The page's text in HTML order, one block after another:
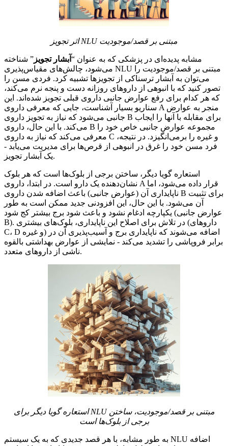
اثر تجویز NLU مبتنی بر قصد/موجودیت
مشابه پدیده‌ای در پزشکی که به عنوان “ آبشار تجویز ” شناخته
می‌شود، چالش‌های مقیاس‌پذیری NLU مبتنی بر قصد/موجودیت را
می‌توان به آبشار ترسناکی از تجویزها تشبیه کرد. فردی مسن را
تصور کنید که با انبوهی از داروهای روزانه دست و پنجه نرم می‌کند،
که هر کدام برای رفع عوارض جانبی داروی قبلی تجویز شده‌اند. این
سناریو بسیار آشناست، جایی که معرفی داروی A منجر به عوارض
جانبی می‌شود که نیاز به تجویز داروی B برای مقابله با آنها را ایجاب
می‌کند. با این حال، داروی B مجموعه عوارض جانبی خاص خود را
معرفی می‌کند که نیاز به داروی C و غیره را برمی‌انگیزد. در نتیجه،
فرد مسن خود را غرق در انبوهی از قرص‌ها برای مدیریت می‌یابد -
یک آبشار تجویز.
استعاره گویا دیگر، ساختن برجی از بلوک‌ها است که هر بلوک
نشان‌دهنده یک دارو است. در ابتدا، داروی A قرار داده می‌شود، اما
ناپایداری آن (عوارض جانبی) باعث اضافه شدن داروی B برای تثبیت
آن می‌شود. با این حال، این افزودنی جدید ممکن است به طور
یکپارچه ادغام نشود و باعث شود برج بیشتر کج شود (عوارض جانبی
B). در تلاش برای اصلاح این ناپایداری، بلوک‌های بیشتری (داروهای
C، D و غیره) اضافه می‌شوند که ناپایداری برج و آسیب‌پذیری آن در
برابر فروپاشی را تشدید می‌کند - نمایشی از عوارض بهداشتی بالقوه
ناشی از داروهای متعدد.
استعاره گویا دیگر برای NLU مبتنی بر قصد/موجودیت، ساختن
برجی از بلوک‌ها است
به طور مشابه، با هر قصد جدیدی که به یک سیستم NLU اضافه